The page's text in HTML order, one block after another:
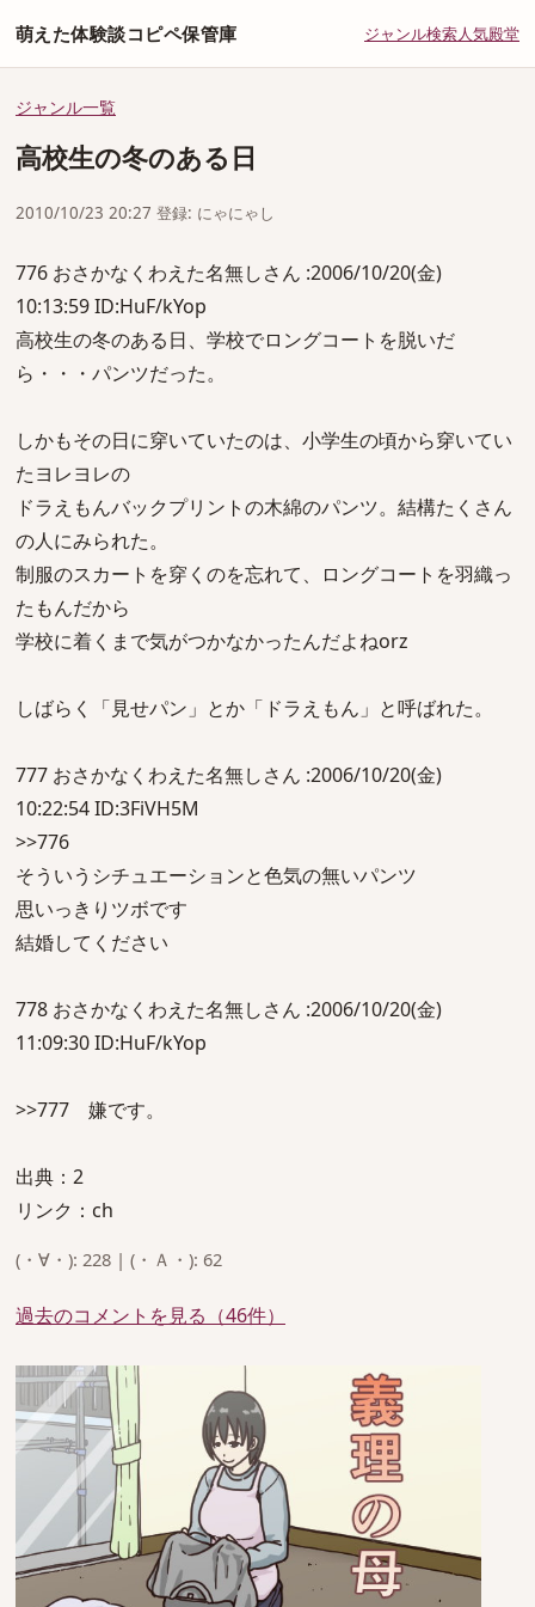
萌えた体験談コピペ保管庫 ジャンル検索人気殿堂
ジャンル一覧
高校生の冬のある日
2010/10/23 20:27 登録: にゃにゃし
776 おさかなくわえた名無しさん :2006/10/20(金)
10:13:59 ID:HuF/kYop
高校生の冬のある日、学校でロングコートを脱いだ
ら・・・パンツだった。
しかもその日に穿いていたのは、小学生の頃から穿いてい
たヨレヨレの
ドラえもんバックプリントの木綿のパンツ。結構たくさん
の人にみられた。
制服のスカートを穿くのを忘れて、ロングコートを羽織っ
たもんだから
学校に着くまで気がつかなかったんだよねorz
しばらく「見せパン」とか「ドラえもん」と呼ばれた。
777 おさかなくわえた名無しさん :2006/10/20(金)
10:22:54 ID:3FiVH5M
>>776
そういうシチュエーションと色気の無いパンツ
思いっきりツボです
結婚してください
778 おさかなくわえた名無しさん :2006/10/20(金)
11:09:30 ID:HuF/kYop
>>777 嫌です。
出典：2
リンク：ch
(・∀・): 228 | (・Ａ・): 62
過去のコメントを見る（46件）